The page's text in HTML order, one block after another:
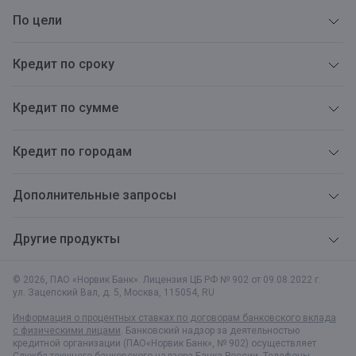
© 2026, ПАО «Норвик Банк». Лицензия ЦБ РФ № 902 от 09.08.2022 г.
ул. Зацепский Вал, д. 5, Москва, 115054, RU
Информация о процентных ставках по договорам банковского вклада
с физическими лицами. Банковский надзор за деятельностью
кредитной организации (ПАО«Норвик Банк», № 902) осуществляет
По цели
Кредит по сроку
Кредит по сумме
Кредит по городам
Дополнительные запросы
Другие продукты